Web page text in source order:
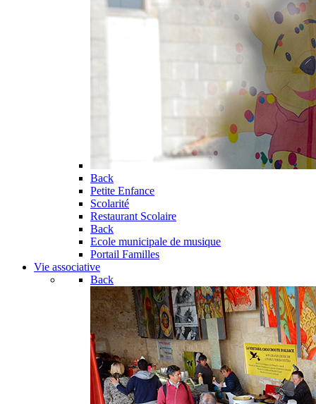
Back
Petite Enfance
Scolarité
Restaurant Scolaire
Back
Ecole municipale de musique
Portail Familles
Vie associative
Back